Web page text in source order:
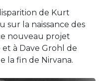
de Kurt
sur la naissance des
nouveau projet
à Dave Grohl de
la fin de Nirvana.